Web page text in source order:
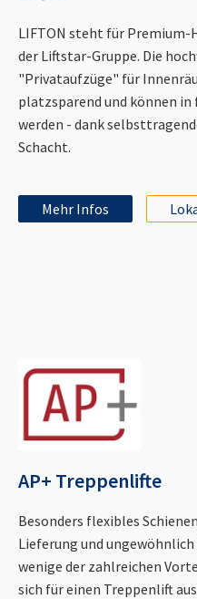
LIFTON steht für Premium-
der Liftstar-Gruppe. Die
"Privataufzüge" für
platzsparend und können in
werden - dank
Schacht.
Mehr Infos
AP+ Treppenlifte
Besonders flexibles
Lieferung und
wenige der zahlreichen
sich für einen Treppenlift